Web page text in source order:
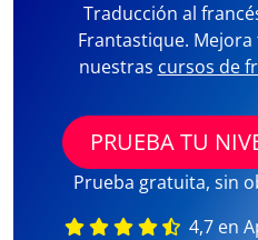
Traducción al
Frantastique.
nuestras cursos de
PRUEBA TU
Prueba gratuita, sin
4,7 en